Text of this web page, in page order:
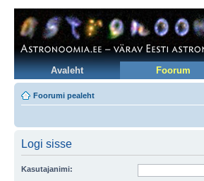
Avaleht Foorum
Foorumi pealeht
Logi sisse
Kasutajanimi: